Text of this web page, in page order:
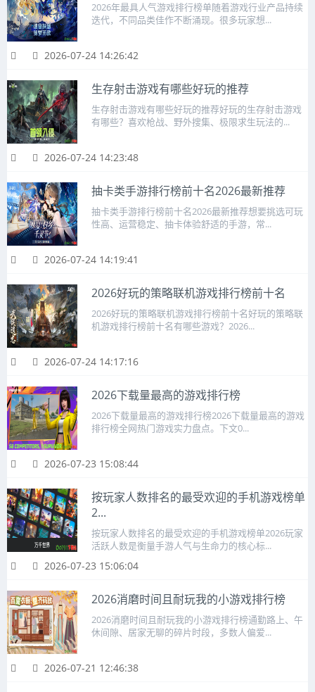
2026年最具人气游戏排行榜单随着游戏行业产品持续
迭代，不同品类佳作不断涌现。很多玩家想...
2026-07-24 14:26:42
生存射击游戏有哪些好玩的推荐
生存射击游戏有哪些好玩的推荐好玩的生存射击游戏
有哪些？喜欢枪战、野外搜集、极限求生玩法的...
2026-07-24 14:23:48
抽卡类手游排行榜前十名2026最新推荐
抽卡类手游排行榜前十名2026最新推荐想要挑选可玩
性高、运营稳定、抽卡体验舒适的手游，常...
2026-07-24 14:19:41
2026好玩的策略联机游戏排行榜前十名
2026好玩的策略联机游戏排行榜前十名好玩的策略联
机游戏排行榜前十名有哪些游戏？2026...
2026-07-24 14:17:16
2026下载量最高的游戏排行榜
2026下载量最高的游戏排行榜2026下载量最高的游戏
排行榜全网热门游戏实力盘点。下文0...
2026-07-23 15:08:44
按玩家人数排名的最受欢迎的手机游戏榜单
2...
按玩家人数排名的最受欢迎的手机游戏榜单2026玩家
活跃人数是衡量手游人气与生命力的核心标...
2026-07-23 15:06:04
2026消磨时间且耐玩我的小游戏排行榜
2026消磨时间且耐玩我的小游戏排行榜通勤路上、午
休间隙、居家无聊的碎片时段，多数人偏爱...
2026-07-21 12:46:38